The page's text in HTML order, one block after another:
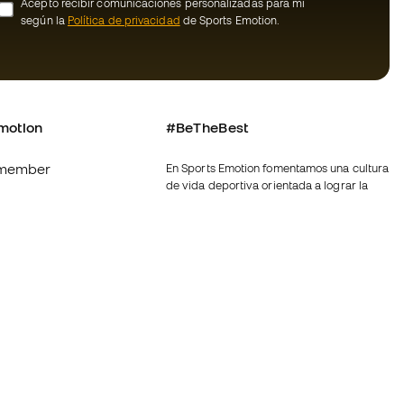
Acepto recibir comunicaciones personalizadas para mi
según la Política de privacidad de Sports Emotion.
#BeTheBest
En Sports Emotion fomentamos una cultura
de vida deportiva orientada a lograr la